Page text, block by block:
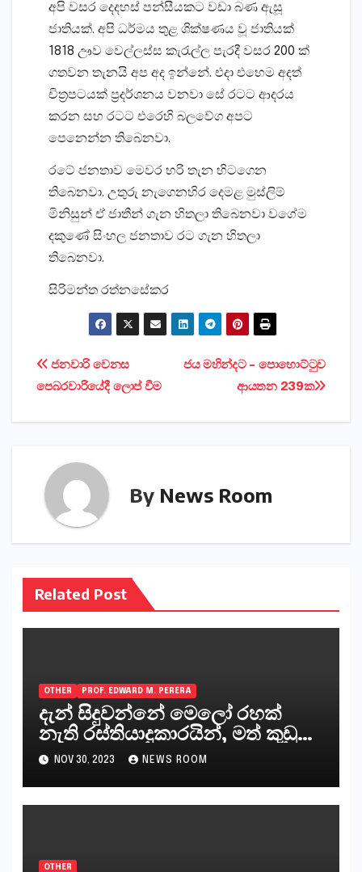
අපි වසර දෙදහස්‌ පන්සීයකට වඩා බණ ඇසූ
ජාතියක්‌. අපි ධර්මය තුළ ශික්‌ෂණය වූ ජාතියක්‌
1818 ඌව වෙල්ලස්‌ස කැරැල්ල පැරදී වසර 200 ක්‌
ගතවන තැනයි අප අද ඉන්නේ. එදා එහෙම අදත්
චිත්‍රපටයක්‌ ප්‍රදර්ශනය වනවා සේ රටට ආදරය
කරන සහ රටට එරෙහි බලවේග අපට
පෙනෙන්න තිබෙනවා.
රටේ ජනතාව මෙවර හරි තැන හිටගෙන
තිබෙනවා. උතුරු නැගෙනහිර දෙමළ මුස්‌ලිම්
මිනිසුන් ඒ ජාතීන් ගැන හිතලා තිබෙනවා වගේම
දකුණේ සිංහල ජනතාව රට ගැන හිතලා
තිබෙනවා.
සිරිමන්ත රත්නසේකර
Post
navigation
ජය මහින්දට – පොහොට්‌ටුව
ආයතන 239ක
ජනවාරි වෙනස
පෙබරවාරියේදී ලොප් වීම
By News Room
Related Post
OTHER PROF. EDWARD M. PERERA
දැන් සිදුවන්නේ මෙලෝ රහක්
නැති රස්තියාදුකාරයින්, මත් කුඩු
ගෙන්වන්නන් සහ අලෙවි
කරන්නන්,කැලෑපාළුවන්, මහජන
නියෝජිතයින්
NOV 30, 2023 NEWS ROOM
OTHER